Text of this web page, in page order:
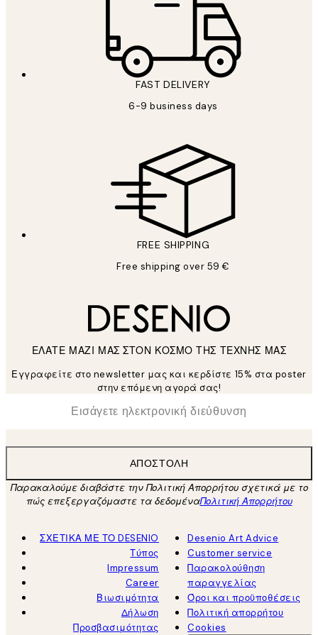
FAST DELIVERY
6-9 business days
FREE SHIPPING
Free shipping over 59 €
ΕΛΑΤΕ ΜΑΖΙ ΜΑΣ ΣΤΟΝ ΚΟΣΜΟ ΤΗΣ ΤΕΧΝΗΣ ΜΑΣ
Εγγραφείτε στο newsletter μας και κερδίστε 15% στα poster
στην επόμενη αγορά σας!
Ηλεκτρονική Διεύθυνση
ΑΠΟΣΤΟΛΉ
Παρακαλούμε διαβάστε την Πολιτική Απορρήτου σχετικά με το
πώς επεξεργαζόμαστε τα δεδομέναΠολιτική Απορρήτου
ΣΧΕΤΙΚΑ ΜΕ ΤΟ DESENIO
Τύπος
Impressum
Career
Βιωσιμότητα
Δήλωση
Προσβασιμότητας
Desenio Art Advice
Customer service
Παρακολούθηση
παραγγελίας
Όροι και προϋποθέσεις
Πολιτική απορρήτου
Cookies